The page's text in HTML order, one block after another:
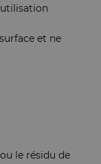
et ne
le résidu de